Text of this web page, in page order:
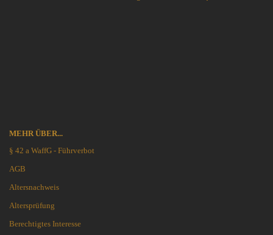
MEHR ÜBER...
§ 42 a WaffG - Führverbot
AGB
Altersnachweis
Altersprüfung
Berechtigtes Interesse